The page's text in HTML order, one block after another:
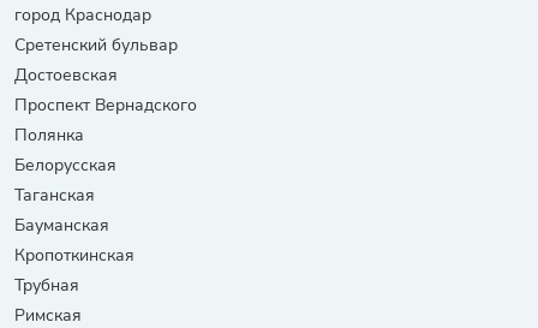
город Краснодар
Сретенский бульвар
Достоевская
Проспект Вернадского
Полянка
Белорусская
Таганская
Бауманская
Кропоткинская
Трубная
Римская